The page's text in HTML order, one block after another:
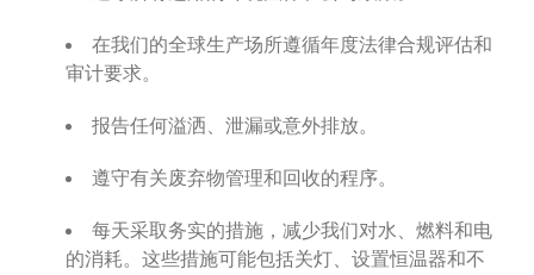
在我们的全球生产场所遵循年度法律合规评估和
审计要求。
报告任何溢洒、泄漏或意外排放。
遵守有关废弃物管理和回收的程序。
每天采取务实的措施，减少我们对水、燃料和电
的消耗。这些措施可能包括关灯、设置恒温器和不